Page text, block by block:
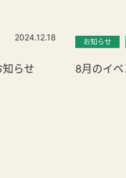
2024.12.18
らせ
お知らせ
8月のイ